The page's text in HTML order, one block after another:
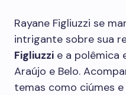
Rayane Figliuzzi se
intrigante sobre sua
Figliuzzi e a polêmica
Araújo e Belo.
temas como ciúmes